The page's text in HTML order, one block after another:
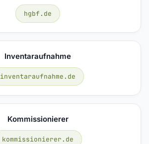
hgbf.de
Inventaraufnahme
inventaraufnahme.de
Kommissionierer
kommissionierer.de